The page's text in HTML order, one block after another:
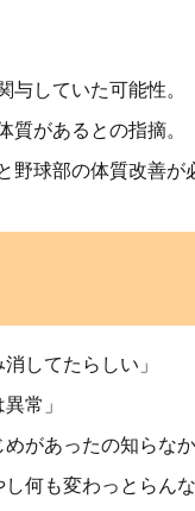
与していた可能性。
質があるとの指摘。
野球部の体質改善が
してたらしい」
常」
があったの知らなか
何も変わっとらんな